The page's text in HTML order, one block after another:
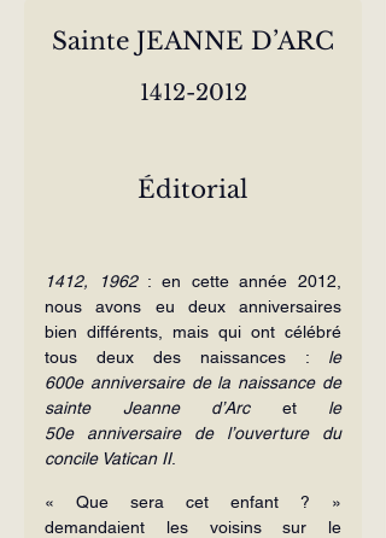
Sainte JEANNE D’ARC
1412-2012
Éditorial
1412, 1962 : en cette année 2012,
nous avons eu deux anniversaires
bien différents, mais qui ont célébré
tous deux des naissances : le
600e anniversaire de la naissance de
sainte Jeanne d’Arc et le
50e anniversaire de l’ouverture du
concile Vatican II.
« Que sera cet enfant ? »
demandaient les voisins sur le